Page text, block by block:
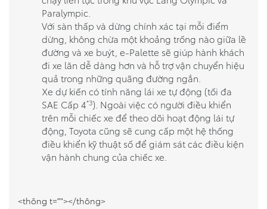
Paralympic.
Với sàn thấp và dừng chính xác tại mỗi điểm
dừng, không chừa một khoảng trống nào giữa lề
đường và xe buýt, e-Palette sẽ giúp hành khách
đi xe lăn dễ dàng hơn và hỗ trợ vận chuyển hiệu
quả trong những quãng đường ngắn.
Xe dự kiến có tính năng lái xe tự động (tối đa
SAE Cấp 4*3). Ngoài việc có người điều khiển
trên mỗi chiếc xe để theo dõi hoạt động lái tự
động, Toyota cũng sẽ cung cấp một hệ thống
điều khiển kỹ thuật số để giám sát các điều kiện
vận hành chung của chiếc xe.
<thông t=""></thông>